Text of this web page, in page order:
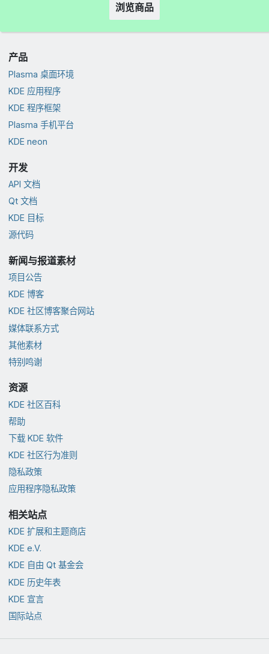
浏览商品
产品
Plasma 桌面环境
KDE 应用程序
KDE 程序框架
Plasma 手机平台
KDE neon
开发
API 文档
Qt 文档
KDE 目标
源代码
新闻与报道素材
项目公告
KDE 博客
KDE 社区博客聚合网站
媒体联系方式
其他素材
特别鸣谢
资源
KDE 社区百科
帮助
下载 KDE 软件
KDE 社区行为准则
隐私政策
应用程序隐私政策
相关站点
KDE 扩展和主题商店
KDE e.V.
KDE 自由 Qt 基金会
KDE 历史年表
KDE 宣言
国际站点